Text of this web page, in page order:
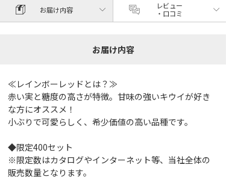
お届け内容
レビュー
・口コミ
お届け内容
≪レインボーレッドとは？≫
赤い実と糖度の高さが特徴。甘味の強いキウイが好き
な方にオススメ！
小ぶりで可愛らしく、希少価値の高い品種です。
◆限定400セット
※限定数はカタログやインターネット等、当社全体の
販売数量となります。